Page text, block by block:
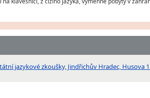
jazykové zkoušky, Jindřichův Hradec, Husova